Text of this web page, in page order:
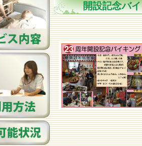
開設記念バ